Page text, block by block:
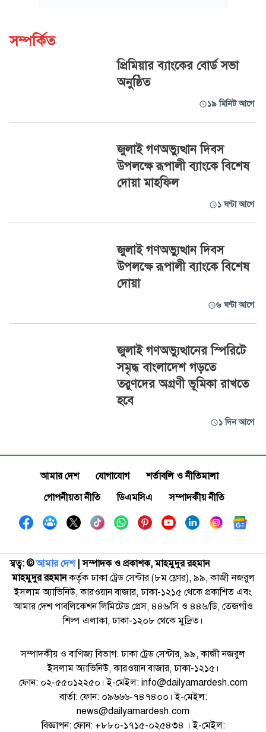
সম্পর্কিত
প্রিমিয়ার ব্যাংকের বোর্ড সভা
অনুষ্ঠিত
১৯ মিনিট আগে
জুলাই গণঅভ্যুত্থান দিবস
উপলক্ষে রূপালী ব্যাংকে বিশেষ
দোয়া মাহফিল
১ ঘণ্টা আগে
জুলাই গণঅভ্যুত্থান দিবস
উপলক্ষে রূপালী ব্যাংকে বিশেষ
দোয়া
৬ ঘণ্টা আগে
জুলাই গণঅভ্যুত্থানের স্পিরিটে
সমৃদ্ধ বাংলাদেশ গড়তে
তরুণদের অগ্রণী ভূমিকা রাখতে
হবে
১ দিন আগে
আমার দেশ যোগাযোগ
শর্তাবলি ও নীতিমালা
গোপনীয়তা নীতি
ডিএমসিএ সম্পাদকীয় নীতি
স্বত্ব: ©️আমার দেশ| সম্পাদক ও প্রকাশক, মাহমুদুর রহমান
মাহমুদুর রহমানকর্তৃক ঢাকা ট্রেড সেন্টার (৮ম ফ্লোর), ৯৯, কাজী নজরুল
ইসলাম অ্যাভিনিউ, কারওয়ান বাজার, ঢাকা-১২১৫ থেকে প্রকাশিত এবং
আমার দেশ পাবলিকেশন লিমিটেড প্রেস, ৪৪৬/সি ও ৪৪৬/ডি, তেজগাঁও
শিল্প এলাকা, ঢাকা-১২০৮ থেকে মুদ্রিত।
সম্পাদকীয় ও বাণিজ্য বিভাগ: ঢাকা ট্রেড সেন্টার, ৯৯, কাজী নজরুল
ইসলাম অ্যাভিনিউ, কারওয়ান বাজার, ঢাকা-১২১৫।
ফোন: ০২-৫৫০১২২৫০। ই-মেইল: info@dailyamardesh.com
বার্তা: ফোন: ০৯৬৬৬-৭৪৭৪০০। ই-মেইল:
news@dailyamardesh.com
বিজ্ঞাপন: ফোন: +৮৮০-১৭১৫-০২৫৪৩৪ । ই-মেইল: